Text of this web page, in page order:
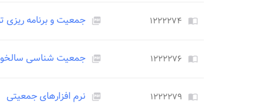
import_contacts ۱۲۲۲۲۷۴ picture_as_pdf جمعیت و برنامه ریزی
import_contacts ۱۲۲۲۲۷۶ picture_as_pdf جمعیت شناسی
import_contacts ۱۲۲۲۲۷۹ picture_as_pdf نرم افزارهای جمعیتی